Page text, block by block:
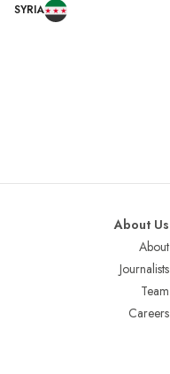
SYRIA
About Us
About
Journalists
Team
Careers